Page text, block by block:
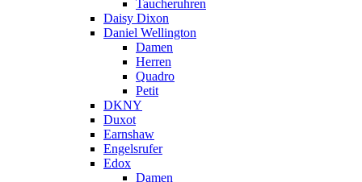
Taucheruhren
Daisy Dixon
Daniel Wellington
Damen
Herren
Quadro
Petit
DKNY
Duxot
Earnshaw
Engelsrufer
Edox
Damen